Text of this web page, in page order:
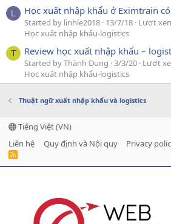
L Học xuất nhập khẩu ở Eximtrain
Started by linhle2018 13/7/18 Lượt
Học xuất nhập khẩu-logistics
T Review học xuất nhập khẩu –
Started by Thành Dung 3/3/20 Lượt
Học xuất nhập khẩu-logistics
Thuật ngữ xuất nhập khẩu và logistics
Tiếng Việt (VN)
Liên hệ
Quy định và Nội quy Privacy
R